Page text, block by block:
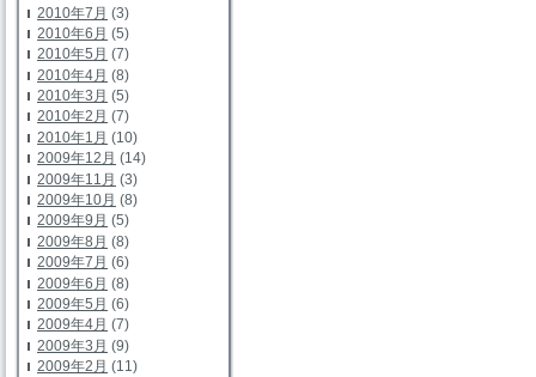
2010年7月 (3)
2010年6月 (5)
2010年5月 (7)
2010年4月 (8)
2010年3月 (5)
2010年2月 (7)
2010年1月 (10)
2009年12月 (14)
2009年11月 (3)
2009年10月 (8)
2009年9月 (5)
2009年8月 (8)
2009年7月 (6)
2009年6月 (8)
2009年5月 (6)
2009年4月 (7)
2009年3月 (9)
2009年2月 (11)